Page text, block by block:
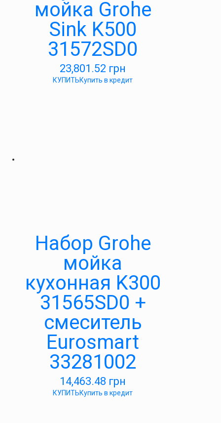
мойка Grohe
Sink K500
31572SD0
23,801.52 грн
КУПИТЬКупить в кредит
Набор Grohe
мойка
кухонная K300
31565SD0 +
смеситель
Eurosmart
33281002
14,463.48 грн
КУПИТЬКупить в кредит